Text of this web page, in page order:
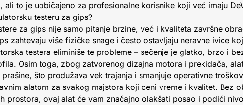
ali to je uobičajeno za profesionalne korisnike koji već imaju
testeru za gips?
za gips nije samo pitanje brzine, već i kvaliteta završne
zahtevaju više fizičke snage i često ostavljaju neravne ivice
testera eliminiše te probleme – sečenje je glatko, brzo i
Osim toga, zbog zatvorenog dizajna motora i prekidača,
što produžava vek trajanja i smanjuje operativne
alatom za svakog majstora koji ceni vreme i kvalitet. Bez
prostora, ovaj alat će vam značajno olakšati posao i podići